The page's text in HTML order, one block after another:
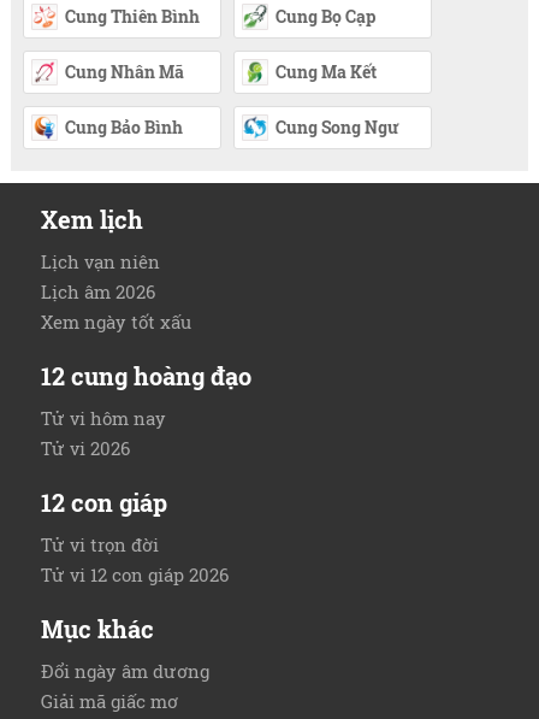
Cung Thiên Bình Cung Bọ Cạp
Cung Nhân Mã Cung Ma Kết
Cung Bảo Bình Cung Song Ngư
Xem lịch
Lịch vạn niên
Lịch âm 2026
Xem ngày tốt xấu
12 cung hoàng đạo
Tử vi hôm nay
Tử vi 2026
12 con giáp
Tử vi trọn đời
Tử vi 12 con giáp 2026
Mục khác
Đổi ngày âm dương
Giải mã giấc mơ